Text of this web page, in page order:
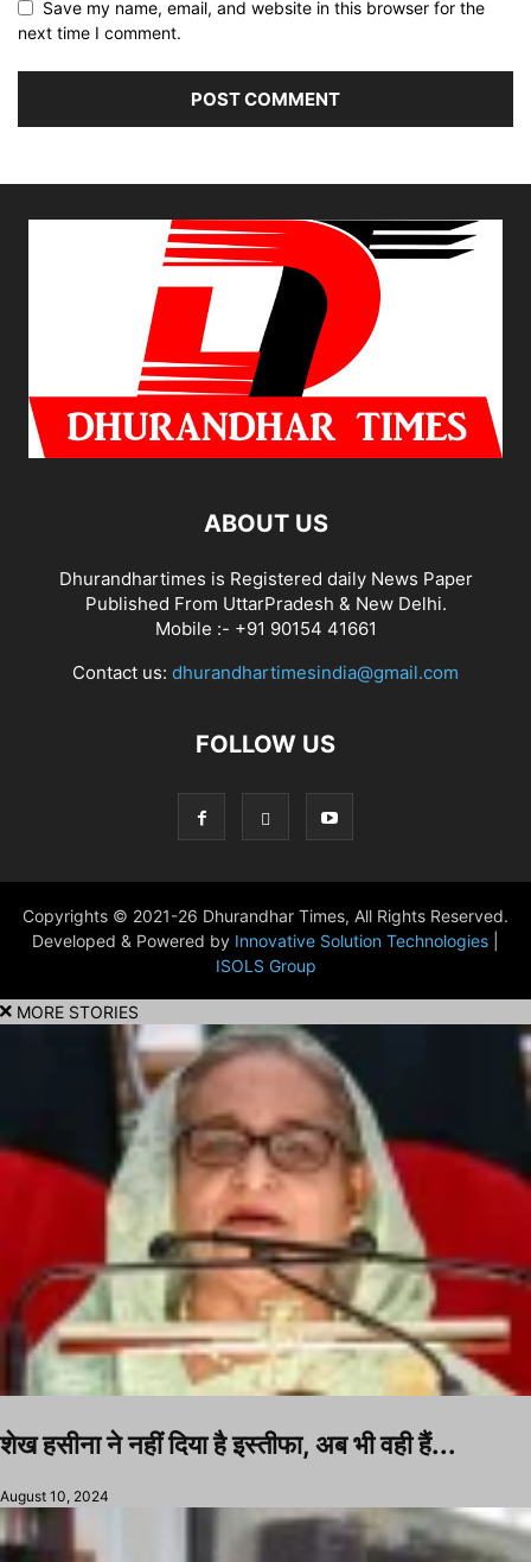
Save my name, email, and website in this browser for the
next time I comment.
ABOUT US
Dhurandhartimes is Registered daily News Paper
Published From UttarPradesh & New Delhi.
Mobile :- +91 90154 41661
Contact us: dhurandhartimesindia@gmail.com
FOLLOW US
Copyrights © 2021-26 Dhurandhar Times, All Rights Reserved.
Developed & Powered by Innovative Solution Technologies
ISOLS Group
MORE STORIES
शेख हसीना ने नहीं दिया है इस्तीफा, अब भी वही हैं...
August 10, 2024